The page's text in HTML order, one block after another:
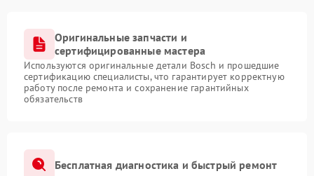
Оригинальные запчасти и
сертифицированные мастера
Используются оригинальные детали Bosch и прошедшие
сертификацию специалисты, что гарантирует корректную
работу после ремонта и сохранение гарантийных
обязательств
Бесплатная диагностика и быстрый ремонт